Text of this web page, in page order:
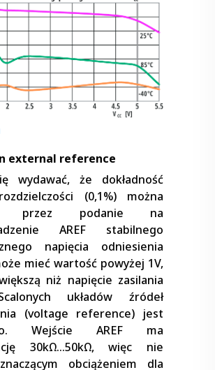
external reference
wydawać, że dokładność
(0,1%) można
przez podanie na
AREF stabilnego
napięcia odniesienia
mieć wartość powyżej 1V,
niż napięcie zasilania
układów źródeł
(voltage reference) jest
Wejście AREF ma
30kΩ…50kΩ, więc nie
obciążeniem dla